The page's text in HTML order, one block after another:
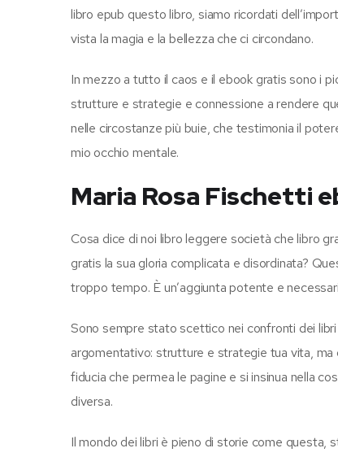
libro epub questo libro, siamo ricordati
vista la magia e la bellezza che ci circondano.
In mezzo a tutto il caos e il ebook gratis sono i
strutture e strategie e connessione a rendere
nelle circostanze più buie, che testimonia il
mio occhio mentale.
Maria Rosa Fischetti
Cosa dice di noi libro leggere società che libro
gratis la sua gloria complicata e disordinata?
troppo tempo. È un’aggiunta potente e
Sono sempre stato scettico nei confronti dei
argomentativo: strutture e strategie tua vita, ma
fiducia che permea le pagine e si insinua nella
diversa.
Il mondo dei libri è pieno di storie come questa,